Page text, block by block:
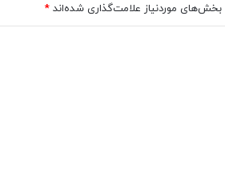
بخش‌های موردنیاز علامت‌گذاری شده‌اند *